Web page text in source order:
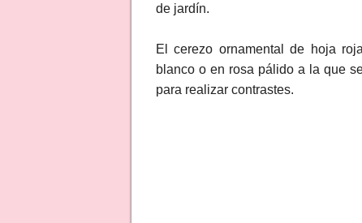
de jardín.
El cerezo ornamental de hoja
blanco o en rosa pálido a la que
para realizar contrastes.